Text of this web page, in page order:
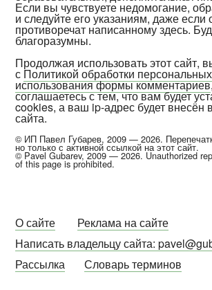
Если вы чувствуете недомогание,
и следуйте его указаниям, даже если
противоречат написанному здесь.
благоразумны.
Продолжая использовать этот сайт,
с Политикой обработки
использования формы комментариев
соглашаетесь с тем, что вам будет
cookies, а ваш ip-адрес будет внесён
сайта.
© ИП Павел Губарев, 2009 — 2026.
но только с активной ссылкой на этот сайт.
© Pavel Gubarev, 2009 — 2026. Unauthorized
of this page is prohibited.
О сайте
Реклама на сайте
Написать владельцу сайта:
Рассылка
Словарь терминов